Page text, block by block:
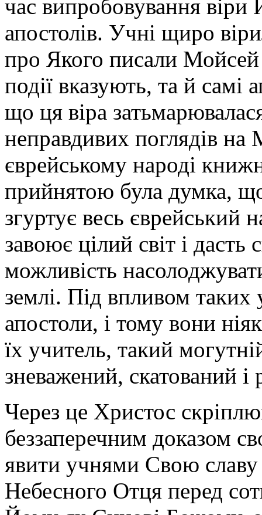
час випробовування
апостолів. Учні щиро
про Якого писали Мойсей
події вказують, та й самі
що ця віра
неправдивих поглядів
єврейському народі
прийнятою була думка,
згуртує весь єврейський
завоює цілий світ і
можливість
землі. Під впливом
апостоли, і тому вони
їх учитель, такий
зневажений, скатований і
Через це Христос
беззаперечним доказом
явити учнями Свою
Небесного Отця перед